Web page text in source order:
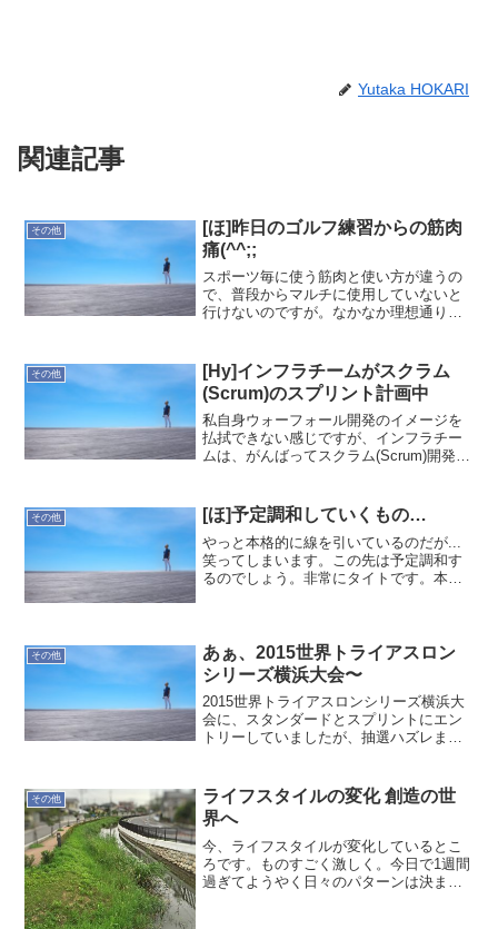
Yutaka HOKARI
関連記事
その他
[ほ]昨日のゴルフ練習からの筋肉
痛(^^;;
スポーツ毎に使う筋肉と使い方が違うの
で、普段からマルチに使用していないと
行けないのですが。なかなか理想通りに
ェーを意識した筋肉痛であるからOK!--ほ
かりゆたか
その他
[Hy]インフラチームがスクラム
(Scrum)のスプリント計画中
私自身ウォーフォール開発のイメージを
払拭できない感じですが、インフラチー
ムは、がんばってスクラム(Scrum)開発に
なので、細部で定義できていない部分が
あります。明後...
その他 [ほ]予定調和していくもの…
やっと本格的に線を引いているのだが...
笑ってしまいます。この先は予定調和す
るのでしょう。非常にタイトです。本日
その他
あぁ、2015世界トライアスロン
シリーズ横浜大会〜
2015世界トライアスロンシリーズ横浜大
会に、スタンダードとスプリントにエン
トリーしていましたが、抽選ハズレまし
その他
ライフスタイルの変化 創造の世
界へ
今、ライフスタイルが変化しているとこ
ろです。ものすごく激しく。今日で1週間
過ぎてようやく日々のパターンは決まっ